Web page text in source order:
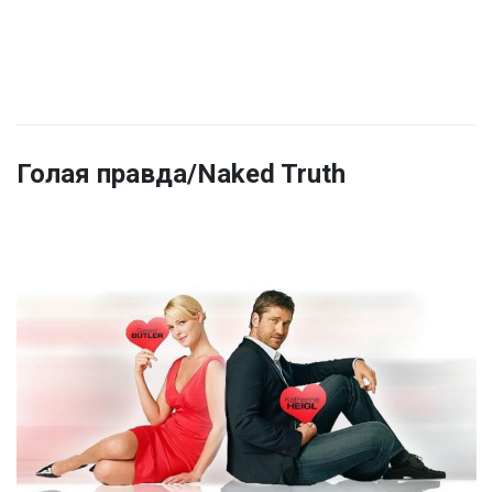
Голая правда/Naked Truth